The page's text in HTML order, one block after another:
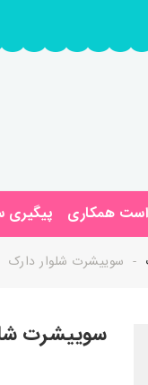
همکاری
سوییشرت شلوار دارک
سوییشرت